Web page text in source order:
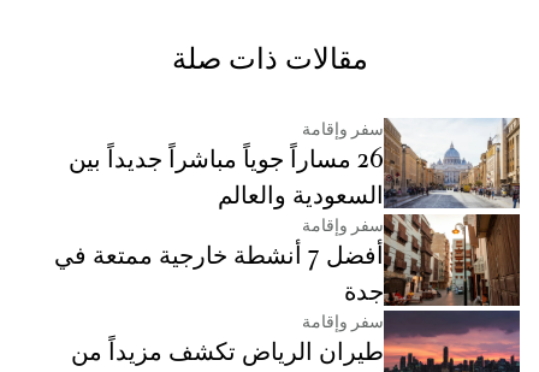
مقالات ذات صلة
سفر وإقامة
26 مساراً جوياً مباشراً جديداً بين
السعودية والعالم
سفر وإقامة
أفضل 7 أنشطة خارجية ممتعة في
جدة
سفر وإقامة
طيران الرياض تكشف مزيداً من